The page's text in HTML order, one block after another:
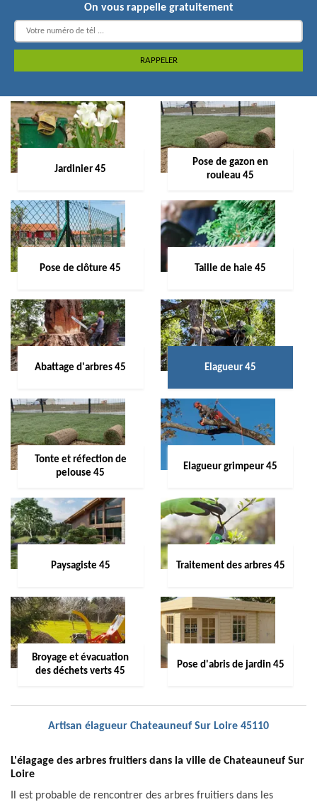
On vous rappelle gratuitement
Jardinier 45
Pose de gazon en
rouleau 45
Pose de clôture 45 Taille de haie 45
Abattage d'arbres 45 Elagueur 45
Tonte et réfection de
pelouse 45
Elagueur grimpeur 45
Paysagiste 45 Traitement des arbres 45
Broyage et évacuation
des déchets verts 45
Pose d'abris de jardin 45
Artisan élagueur Chateauneuf Sur Loire 45110
L'élagage des arbres fruitiers dans la ville de Chateauneuf Sur
Loire
Il est probable de rencontrer des arbres fruitiers dans les